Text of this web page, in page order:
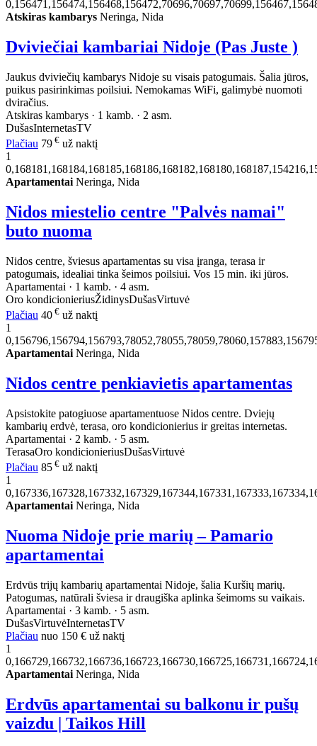
Atskiras kambarys Neringa, Nida
Dviviečiai kambariai Nidoje (Pas Juste )
Jaukus dviviečių kambarys Nidoje su visais patogumais. Šalia jūros,
puikus pasirinkimas poilsiui. Nemokamas WiFi, galimybė nuomoti
dviračius.
Atskiras kambarys · 1 kamb. · 2 asm.
DušasInternetasTV
Plačiau 79 € už naktį
1
Apartamentai Neringa, Nida
Nidos miestelio centre "Palvės namai"
buto nuoma
Nidos centre, šviesus apartamentas su visa įranga, terasa ir
patogumais, idealiai tinka šeimos poilsiui. Vos 15 min. iki jūros.
Apartamentai · 1 kamb. · 4 asm.
Oro kondicionieriusŽidinysDušasVirtuvė
Plačiau 40 € už naktį
1
Apartamentai Neringa, Nida
Nidos centre penkiavietis apartamentas
Apsistokite patogiuose apartamentuose Nidos centre. Dviejų
kambarių erdvė, terasa, oro kondicionierius ir greitas internetas.
Apartamentai · 2 kamb. · 5 asm.
TerasaOro kondicionieriusDušasVirtuvė
Plačiau 85 € už naktį
1
Apartamentai Neringa, Nida
Nuoma Nidoje prie marių – Pamario
apartamentai
Erdvūs trijų kambarių apartamentai Nidoje, šalia Kuršių marių.
Patogumas, natūrali šviesa ir draugiška aplinka šeimoms su vaikais.
Apartamentai · 3 kamb. · 5 asm.
DušasVirtuvėInternetasTV
Plačiau nuo 150 € už naktį
1
Apartamentai Neringa, Nida
Erdvūs apartamentai su balkonu ir pušų
vaizdu | Taikos Hill